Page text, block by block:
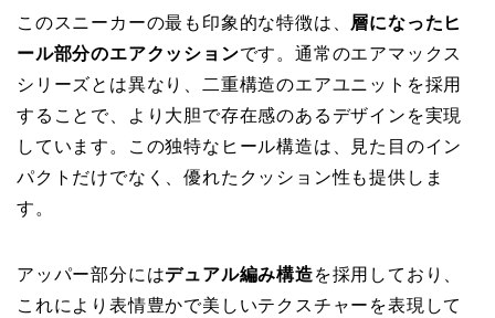
このスニーカーの最も印象的な特徴は、 層になったヒ
ール部分のエアクッションです。通常のエアマックス
シリーズとは異なり、二重構造のエアユニットを採用
することで、より大胆で存在感のあるデザインを実現
しています。この独特なヒール構造は、見た目のイン
パクトだけでなく、優れたクッション性も提供しま
す。
アッパー部分にはデュアル編み構造を採用しており、
これにより表情豊かで美しいテクスチャーを表現して